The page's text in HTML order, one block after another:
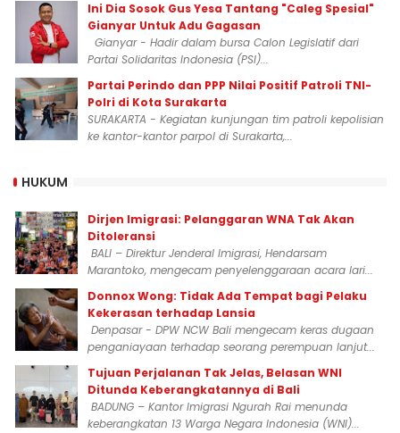
Ini Dia Sosok Gus Yesa Tantang "Caleg Spesial"
Gianyar Untuk Adu Gagasan
Gianyar - Hadir dalam bursa Calon Legislatif dari
Partai Solidaritas Indonesia (PSI)...
Partai Perindo dan PPP Nilai Positif Patroli TNI-
Polri di Kota Surakarta
SURAKARTA - Kegiatan kunjungan tim patroli kepolisian
ke kantor-kantor parpol di Surakarta,...
HUKUM
Dirjen Imigrasi: Pelanggaran WNA Tak Akan
Ditoleransi
BALI – Direktur Jenderal Imigrasi, Hendarsam
Marantoko, mengecam penyelenggaraan acara lari...
Donnox Wong: Tidak Ada Tempat bagi Pelaku
Kekerasan terhadap Lansia
Denpasar - DPW NCW Bali mengecam keras dugaan
penganiayaan terhadap seorang perempuan lanjut...
Tujuan Perjalanan Tak Jelas, Belasan WNI
Ditunda Keberangkatannya di Bali
BADUNG – Kantor Imigrasi Ngurah Rai menunda
keberangkatan 13 Warga Negara Indonesia (WNI)...